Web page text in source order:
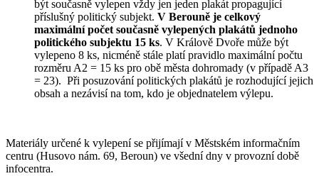
být současně vylepen vždy jen jeden plakát propagující
příslušný politický subjekt. V Berouně je celkový
maximální počet současně vylepených plakátů jednoho
politického subjektu 15 ks. V Králově Dvoře může být
vylepeno 8 ks, nicméně stále platí pravidlo maximální počtu
rozměru A2 = 15 ks pro obě města dohromady (v případě A3
= 23). Při posuzování politických plakátů je rozhodující jejich
obsah a nezávisí na tom, kdo je objednatelem výlepu.
Materiály určené k vylepení se přijímají v Měs­tském informačním
centru (Husovo nám. 69, Beroun) ve všední dny v provozní době
infocentra.